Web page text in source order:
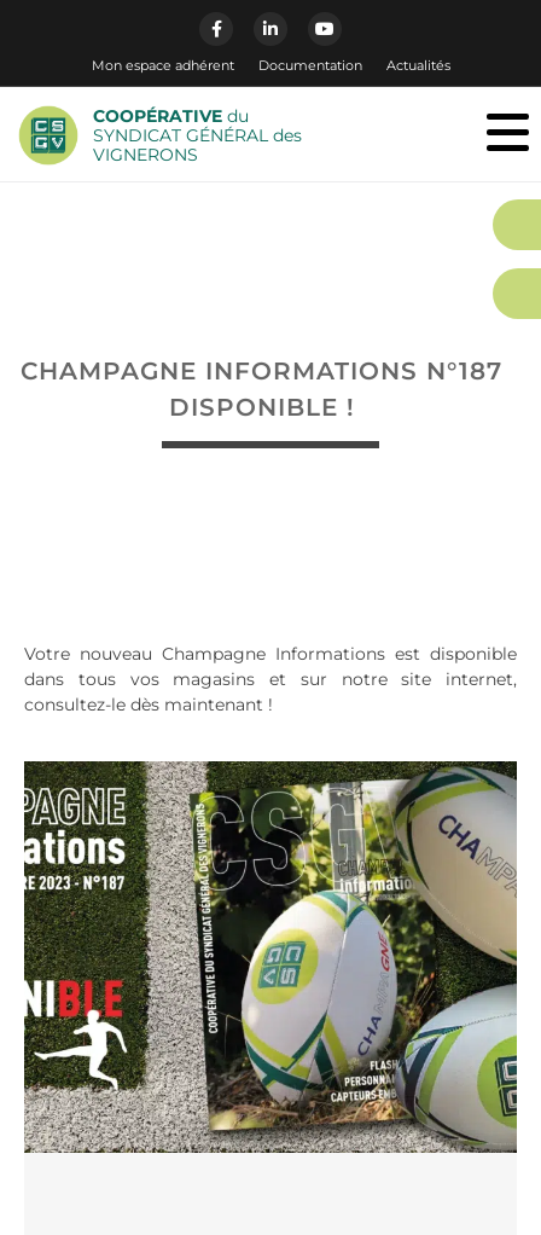
Mon espace adhérent Documentation Actualités
COOPÉRATIVE du
SYNDICAT GÉNÉRAL des
VIGNERONS
CHAMPAGNE INFORMATIONS N°187
DISPONIBLE !
Votre nouveau Champagne Informations est disponible
dans tous vos magasins et sur notre site internet,
consultez-le dès maintenant !